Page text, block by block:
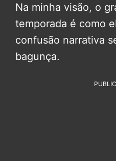
Na minha visão, o
temporada é como
confusão narrativa
bagunça.